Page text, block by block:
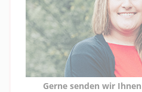
Gerne senden wir